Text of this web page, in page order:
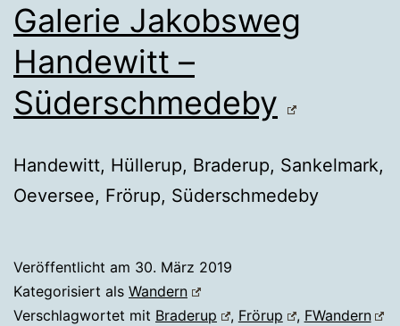
Galerie Jakobsweg
Handewitt –
Süderschmedeby
Handewitt, Hüllerup, Braderup, Sankelmark,
Oeversee, Frörup, Süderschmedeby
Veröffentlicht am 30. März 2019
Kategorisiert als Wandern
Verschlagwortet mit Braderup , Frörup , FWandern